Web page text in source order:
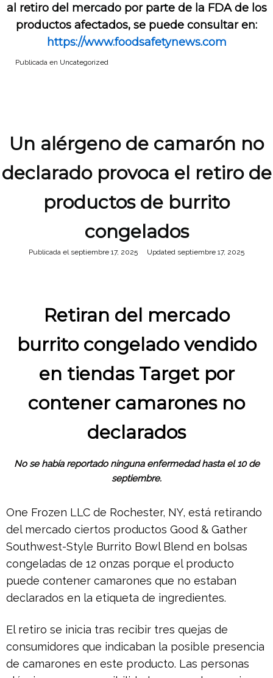
al retiro del mercado por parte de la FDA de los
productos afectados, se puede consultar en:
https://www.foodsafetynews.com
Publicada en Uncategorized
Un alérgeno de camarón no
declarado provoca el retiro de
productos de burrito
congelados
Publicada el septiembre 17, 2025 septiembre 17, 2025
Retiran del mercado
burrito congelado vendido
en tiendas Target por
contener camarones no
declarados
No se había reportado ninguna enfermedad hasta el 10 de
septiembre.
One Frozen LLC de Rochester, NY, está retirando
del mercado ciertos productos Good & Gather
Southwest-Style Burrito Bowl Blend en bolsas
congeladas de 12 onzas porque el producto
puede contener camarones que no estaban
declarados en la etiqueta de ingredientes.
El retiro se inicia tras recibir tres quejas de
consumidores que indicaban la posible presencia
de camarones en este producto. Las personas